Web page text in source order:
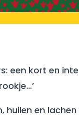
een kort en
huilen en